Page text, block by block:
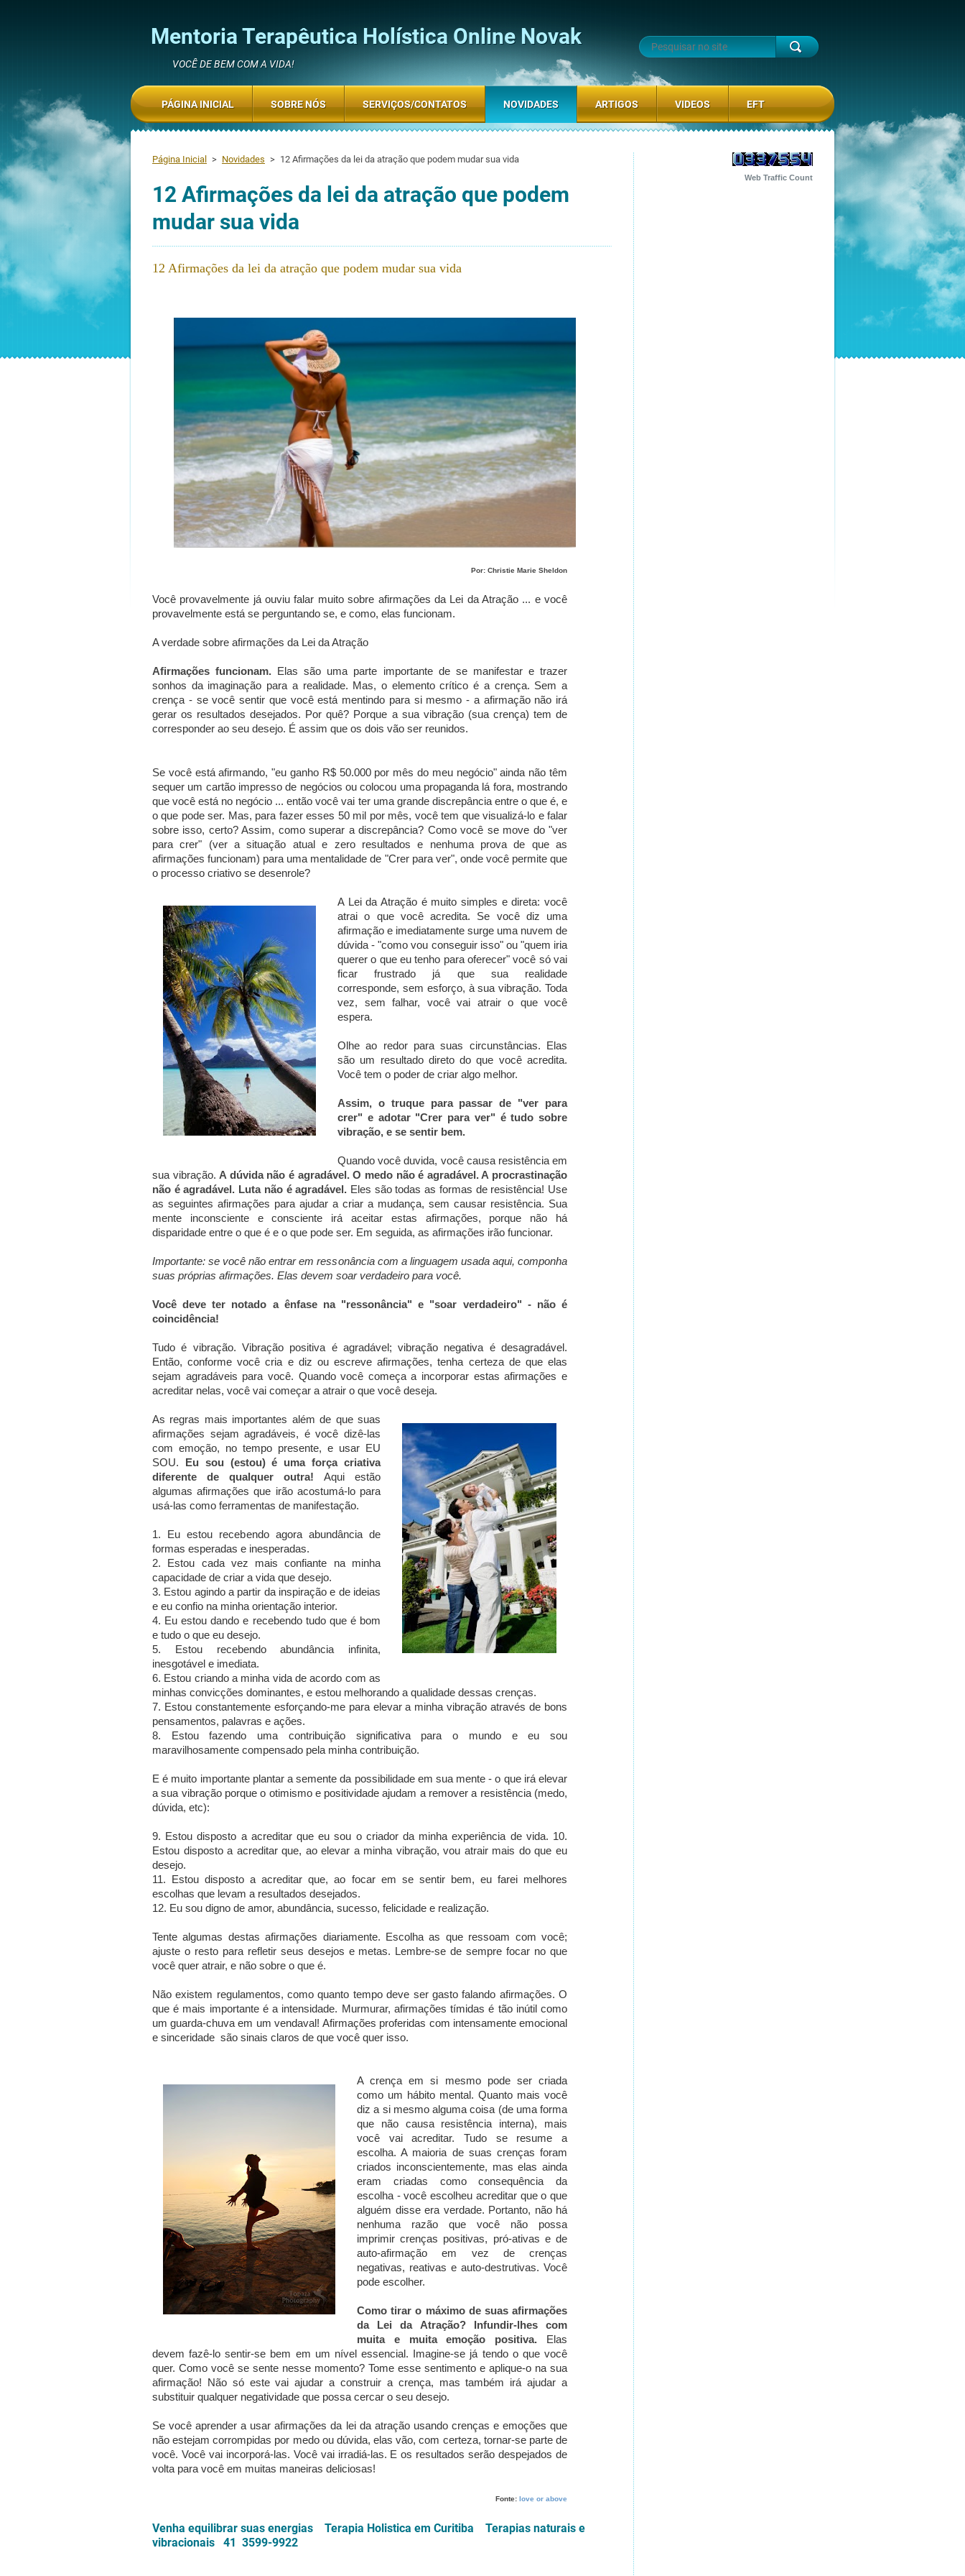
Mentoria Terapêutica Holística Online Novak
VOCÊ DE BEM COM A VIDA!
Página Inicial > Novidades > 12 Afirmações da lei da atração que podem mudar sua vida
12 Afirmações da lei da atração que podem
mudar sua vida
12 Afirmações da lei da atração que podem mudar sua vida
Por: Christie Marie Sheldon
Você provavelmente já ouviu falar muito sobre afirmações da Lei da Atração ... e você
provavelmente está se perguntando se, e como, elas funcionam.
A verdade sobre afirmações da Lei da Atração
Afirmações funcionam. Elas são uma parte importante de se manifestar e trazer
sonhos da imaginação para a realidade. Mas, o elemento crítico é a crença. Sem a
crença - se você sentir que você está mentindo para si mesmo - a afirmação não irá
gerar os resultados desejados. Por quê? Porque a sua vibração (sua crença) tem de
corresponder ao seu desejo. É assim que os dois vão ser reunidos.
Se você está afirmando, "eu ganho R$ 50.000 por mês do meu negócio" ainda não têm
sequer um cartão impresso de negócios ou colocou uma propaganda lá fora, mostrando
que você está no negócio ... então você vai ter uma grande discrepância entre o que é, e
o que pode ser. Mas, para fazer esses 50 mil por mês, você tem que visualizá-lo e falar
sobre isso, certo? Assim, como superar a discrepância? Como você se move do "ver
para crer" (ver a situação atual e zero resultados e nenhuma prova de que as
afirmações funcionam) para uma mentalidade de "Crer para ver", onde você permite que
o processo criativo se desenrole?
A Lei da Atração é muito simples e direta: você
atrai o que você acredita. Se você diz uma
afirmação e imediatamente surge uma nuvem de
dúvida - "como vou conseguir isso" ou "quem iria
querer o que eu tenho para oferecer" você só vai
ficar frustrado já que sua realidade
corresponde, sem esforço, à sua vibração. Toda
vez, sem falhar, você vai atrair o que você
espera.
Olhe ao redor para suas circunstâncias. Elas
são um resultado direto do que você acredita.
Você tem o poder de criar algo melhor.
Assim, o truque para passar de "ver para
crer" e adotar "Crer para ver" é tudo sobre
vibração, e se sentir bem.
Quando você duvida, você causa resistência em
sua vibração. A dúvida não é agradável. O medo não é agradável. A procrastinação
não é agradável. Luta não é agradável. Eles são todas as formas de resistência! Use
as seguintes afirmações para ajudar a criar a mudança, sem causar resistência. Sua
mente inconsciente e consciente irá aceitar estas afirmações, porque não há
disparidade entre o que é e o que pode ser. Em seguida, as afirmações irão funcionar.
Importante: se você não entrar em ressonância com a linguagem usada aqui, componha
suas próprias afirmações. Elas devem soar verdadeiro para você.
Você deve ter notado a ênfase na "ressonância" e "soar verdadeiro" - não é
coincidência!
Tudo é vibração. Vibração positiva é agradável; vibração negativa é desagradável.
Então, conforme você cria e diz ou escreve afirmações, tenha certeza de que elas
sejam agradáveis para você. Quando você começa a incorporar estas afirmações e
acreditar nelas, você vai começar a atrair o que você deseja.
As regras mais importantes além de que suas
afirmações sejam agradáveis, é você dizê-las
com emoção, no tempo presente, e usar EU
SOU. Eu sou (estou) é uma força criativa
diferente de qualquer outra! Aqui estão
algumas afirmações que irão acostumá-lo para
usá-las como ferramentas de manifestação.
1. Eu estou recebendo agora abundância de
formas esperadas e inesperadas.
2. Estou cada vez mais confiante na minha
capacidade de criar a vida que desejo.
3. Estou agindo a partir da inspiração e de ideias
e eu confio na minha orientação interior.
4. Eu estou dando e recebendo tudo que é bom
e tudo o que eu desejo.
5. Estou recebendo abundância infinita,
inesgotável e imediata.
6. Estou criando a minha vida de acordo com as
minhas convicções dominantes, e estou melhorando a qualidade dessas crenças.
7. Estou constantemente esforçando-me para elevar a minha vibração através de bons
pensamentos, palavras e ações.
8. Estou fazendo uma contribuição significativa para o mundo e eu sou
maravilhosamente compensado pela minha contribuição.
E é muito importante plantar a semente da possibilidade em sua mente - o que irá elevar
a sua vibração porque o otimismo e positividade ajudam a remover a resistência (medo,
dúvida, etc):
9. Estou disposto a acreditar que eu sou o criador da minha experiência de vida. 10.
Estou disposto a acreditar que, ao elevar a minha vibração, vou atrair mais do que eu
desejo.
11. Estou disposto a acreditar que, ao focar em se sentir bem, eu farei melhores
escolhas que levam a resultados desejados.
12. Eu sou digno de amor, abundância, sucesso, felicidade e realização.
Tente algumas destas afirmações diariamente. Escolha as que ressoam com você;
ajuste o resto para refletir seus desejos e metas. Lembre-se de sempre focar no que
você quer atrair, e não sobre o que é.
Não existem regulamentos, como quanto tempo deve ser gasto falando afirmações. O
que é mais importante é a intensidade. Murmurar, afirmações tímidas é tão inútil como
um guarda-chuva em um vendaval!Afirmações proferidas com intensamente emocional
e sinceridade são sinais claros de que você quer isso.
A crença em si mesmo pode ser criada
como um hábito mental. Quanto mais você
diz a si mesmo alguma coisa (de uma forma
que não causa resistência interna), mais
você vai acreditar. Tudo se resume a
escolha. A maioria de suas crenças foram
criados inconscientemente, mas elas ainda
eram criadas como consequência da
escolha - você escolheu acreditar que o que
alguém disse era verdade. Portanto, não há
nenhuma razão que você não possa
imprimir crenças positivas, pró-ativas e de
auto-afirmação em vez de crenças
negativas, reativas e auto-destrutivas. Você
pode escolher.
Como tirar o máximo de suas afirmações
da Lei da Atração? Infundir-lhes com
muita e muita emoção positiva. Elas
devem fazê-lo sentir-se bem em um nível essencial. Imagine-se já tendo o que você
quer. Como você se sente nesse momento? Tome esse sentimento e aplique-o na sua
afirmação! Não só este vai ajudar a construir a crença, mas também irá ajudar a
substituir qualquer negatividade que possa cercar o seu desejo.
Se você aprender a usar afirmações da lei da atração usando crenças e emoções que
não estejam corrompidas por medo ou dúvida, elas vão, com certeza, tornar-se parte de
você. Você vai incorporá-las. Você vai irradiá-las. E os resultados serão despejados de
volta para você em muitas maneiras deliciosas!
Fonte: love or above
Venha equilibrar suas energias Terapia Holistica em Curitiba Terapias naturais e
vibracionais 41 3599-9922
Web Traffic Count
PÁGINA INICIAL SOBRE NÓS SERVIÇOS/CONTATOS NOVIDADES ARTIGOS VIDEOS EFT